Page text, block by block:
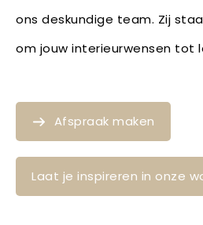
ons deskundige team. Zij
om jouw interieurwensen tot
Afspraak maken
Laat je inspireren in onze